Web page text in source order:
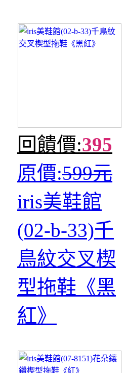
回饋價:395
原價:599元
iris美鞋館
(02-b-33)千
鳥紋交叉楔
型拖鞋《黑
紅》